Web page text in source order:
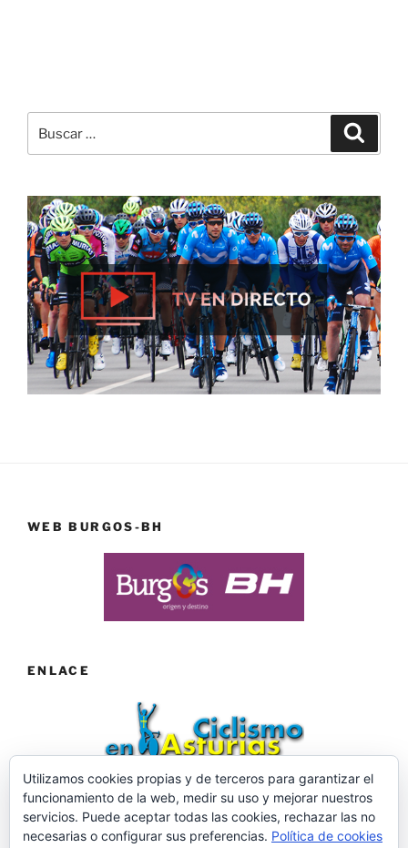
por:
WEB BURGOS-BH
ENLACE
Web desarrollada por ©Roberto Menéndez Mateos
Utilizamos cookies propias y de terceros para garantizar el
funcionamiento de la web, medir su uso y mejorar nuestros
servicios. Puede aceptar todas las cookies, rechazar las no
necesarias o configurar sus preferencias. Política de cookies